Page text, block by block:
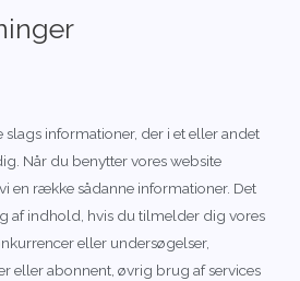
informationer, der i et eller andet
Når du benytter vores website
en række sådanne informationer. Det
af indhold, hvis du tilmelder dig vores
eller undersøgelser,
eller abonnent, øvrig brug af services